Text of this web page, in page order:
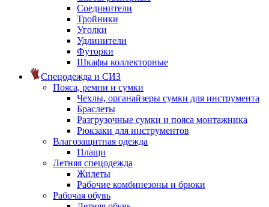
Соединители
Тройники
Уголки
Удлинители
Футорки
Шкафы коллекторные
Спецодежда и СИЗ
Пояса, ремни и сумки
Чехлы, органайзеры сумки для инструмента
Браслеты
Разгрузочные сумки и пояса монтажника
Рюкзаки для инструментов
Влагозащитная одежда
Плащи
Летняя спецодежда
Жилеты
Рабочие комбинезоны и брюки
Рабочая обувь